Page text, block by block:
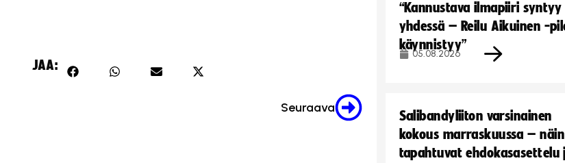
Hyväksy markkinointievästeet
JAA:
Seuraava
“Kannustava ilmapiiri syntyy
yhdessä – Reilu Aikuinen -
käynnistyy”
05.08.2026
Salibandyliiton varsinainen
kokous marraskuussa – näin
tapahtuvat ehdokasasettelu